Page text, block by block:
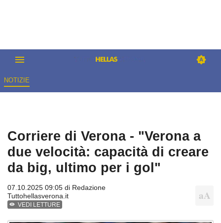
NOTIZIE
Corriere di Verona - "Verona a
due velocità: capacità di creare
da big, ultimo per i gol"
07.10.2025 09:05 di Redazione
Tuttohellasverona.it
VEDI LETTURE